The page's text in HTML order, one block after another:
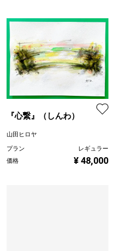
『心繋』（しんわ）
山田ヒロヤ
プラン
レギュラー
価格
¥ 48,000